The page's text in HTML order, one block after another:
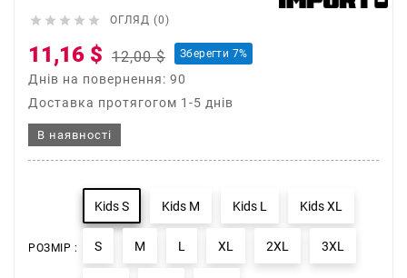
     ОГЛЯД (0)
11,16 $ 12,00 $ Зберегти 7%
Днів на повернення: 90
Доставка протягогом 1-5 днів
В наявності
РОЗМІР :
Kids S Kids M Kids L Kids XL
S M L XL 2XL 3XL